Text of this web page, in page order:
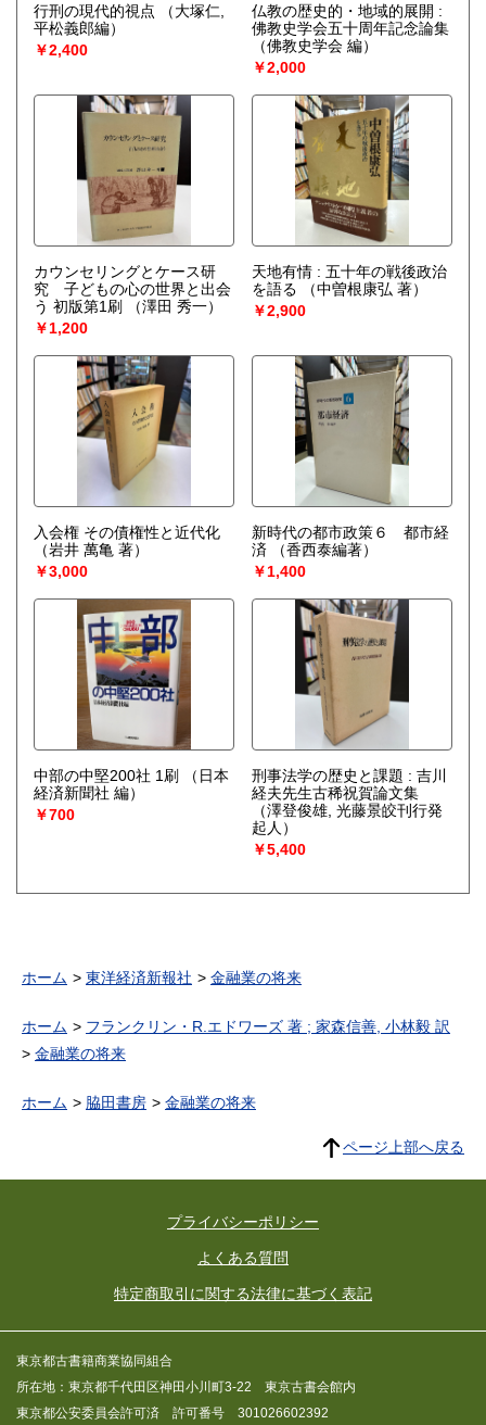
行刑の現代的視点
（大塚仁,
平松義郎編）
￥2,400
仏教の歴史的・地域的展開 :
佛教史学会五十周年記念論集
（佛教史学会 編）
￥2,000
カウンセリングとケース研
究 子どもの心の世界と出会
う 初版第1刷
（澤田 秀一）
￥1,200
天地有情 : 五十年の戦後政治
を語る
（中曽根康弘 著）
￥2,900
入会権 その債権性と近代化
（岩井 萬亀 著）
￥3,000
新時代の都市政策６ 都市経
済
（香西泰編著）
￥1,400
中部の中堅200社 1刷
（日本
経済新聞社 編）
￥700
刑事法学の歴史と課題 : 吉川
経夫先生古稀祝賀論文集
（澤登俊雄, 光藤景皎刊行発
起人）
￥5,400
ホーム 東洋経済新報社 金融業の将来
ホーム
フランクリン・R.エドワーズ 著 ; 家森信善, 小林毅 訳
金融業の将来
ホーム 脇田書房 金融業の将来
ページ上部へ戻る
プライバシーポリシー
よくある質問
特定商取引に関する法律に基づく表記
東京都古書籍商業協同組合
所在地：東京都千代田区神田小川町3-22 東京古書会館内
東京都公安委員会許可済 許可番号 301026602392